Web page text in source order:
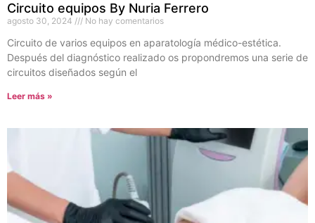
Circuito equipos By Nuria Ferrero
agosto 30, 2024 No hay comentarios
Circuito de varios equipos en aparatología médico-estética.
Después del diagnóstico realizado os propondremos una serie de
circuitos diseñados según el
Leer más »